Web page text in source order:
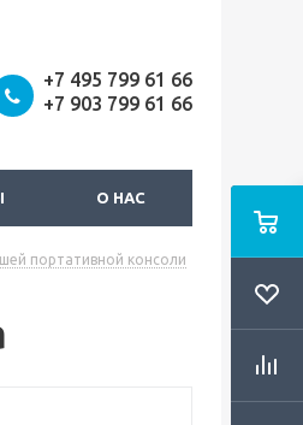
+7 495 799 61 66
+7 903 799 61 66
О НАС
портативной консоли